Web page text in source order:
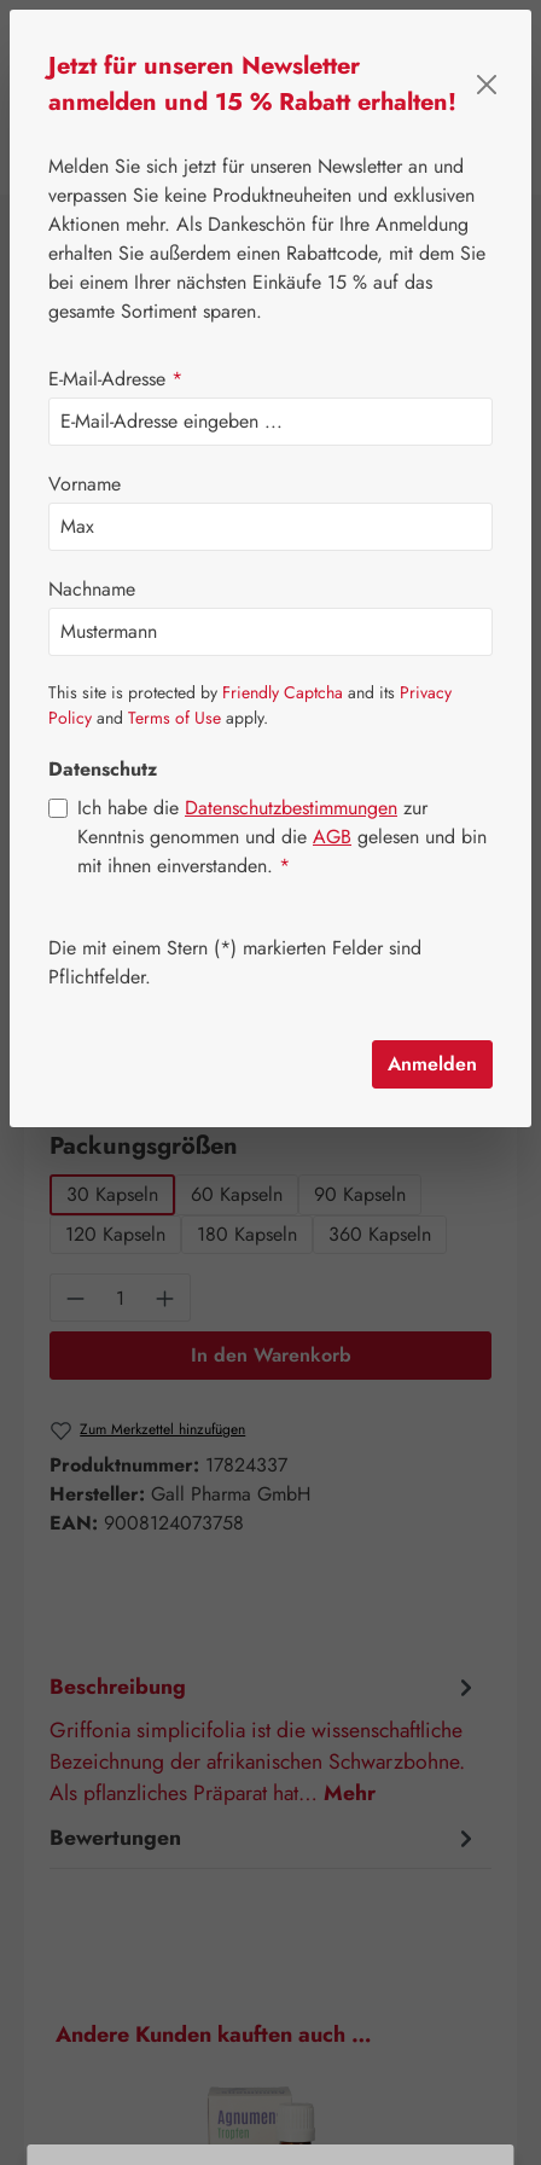
⌂ Gall Pharma Pflanzliche Produkte
Griffonia Plus GPH
Kapseln
Bildergalerie überspringen
Regulärer Preis:
17,20 €
Inhalt:0.019 Kilogramm
Packungsgrößen
30 Kapseln 60 Kapseln
90 Kapseln
120 Kapseln
180 Kapseln 360 Kapseln
Produkt Anzahl: Gib den gewünschten
In den Warenkorb
Zum Merkzettel hinzufügen
Produktnummer: 17824337
Hersteller: Gall Pharma GmbH
EAN: 9008124073758
Beschreibung
Griffonia simplicifolia ist die wissenschaftliche
Bezeichnung der afrikanischen Schwarzbohne.
Als pflanzliches Präparat hat… Mehr
Bewertungen
Produktgalerie überspringen
Andere Kunden kauften auch …
Jetzt für unseren Newsletter
anmelden und 15 % Rabatt erhalten!
Melden Sie sich jetzt für unseren Newsletter an und
verpassen Sie keine Produktneuheiten und exklusiven
Aktionen mehr. Als Dankeschön für Ihre Anmeldung
erhalten Sie außerdem einen Rabattcode, mit dem Sie
bei einem Ihrer nächsten Einkäufe 15 % auf das
gesamte Sortiment sparen.
E-Mail-Adresse *
Vorname
Nachname
This site is protected by Friendly Captcha and its Privacy
Policy and Terms of Use apply.
Datenschutz
Ich habe die Datenschutzbestimmungen zur
Kenntnis genommen und die AGB gelesen und bin
mit ihnen einverstanden. *
Die mit einem Stern (*) markierten Felder sind
Pflichtfelder.
Anmelden